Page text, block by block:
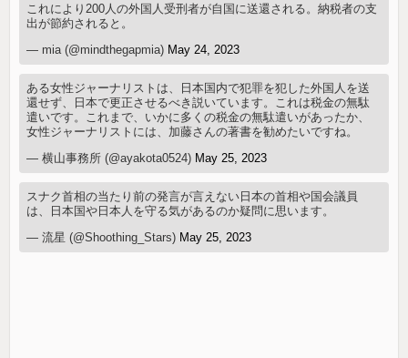
これにより200人の外国人受刑者が自国に送還される。納税者の支
出が節約されると。
— mia (@mindthegapmia) May 24, 2023
ある女性ジャーナリストは、日本国内で犯罪を犯した外国人を送
還せず、日本で更正させるべき説いています。これは税金の無駄
遣いです。これまで、いかに多くの税金の無駄遣いがあったか、
女性ジャーナリストには、加藤さんの著書を勧めたいですね。
— 横山事務所 (@ayakota0524) May 25, 2023
スナク首相の当たり前の発言が言えない日本の首相や国会議員
は、日本国や日本人を守る気があるのか疑問に思います。
— 流星 (@Shoothing_Stars) May 25, 2023